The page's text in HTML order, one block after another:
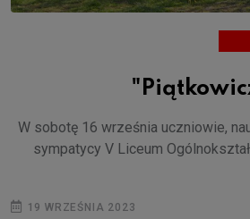
W sobotę 16 września uczniowie,
sympatycy V Liceum
19 WRZEŚNIA 2023